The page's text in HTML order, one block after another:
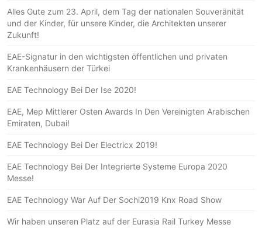
Alles Gute zum 23. April, dem Tag der nationalen Souveränität
und der Kinder, für unsere Kinder, die Architekten unserer
Zukunft!
EAE-Signatur in den wichtigsten öffentlichen und privaten
Krankenhäusern der Türkei
EAE Technology Bei Der Ise 2020!
EAE, Mep Mittlerer Osten Awards In Den Vereinigten Arabischen
Emiraten, Dubai!
EAE Technology Bei Der Electricx 2019!
EAE Technology Bei Der Integrierte Systeme Europa 2020
Messe!
EAE Technology War Auf Der Sochi2019 Knx Road Show
Wir haben unseren Platz auf der Eurasia Rail Turkey Messe